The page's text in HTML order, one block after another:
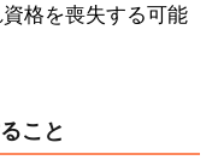
格を喪失する可能
こと